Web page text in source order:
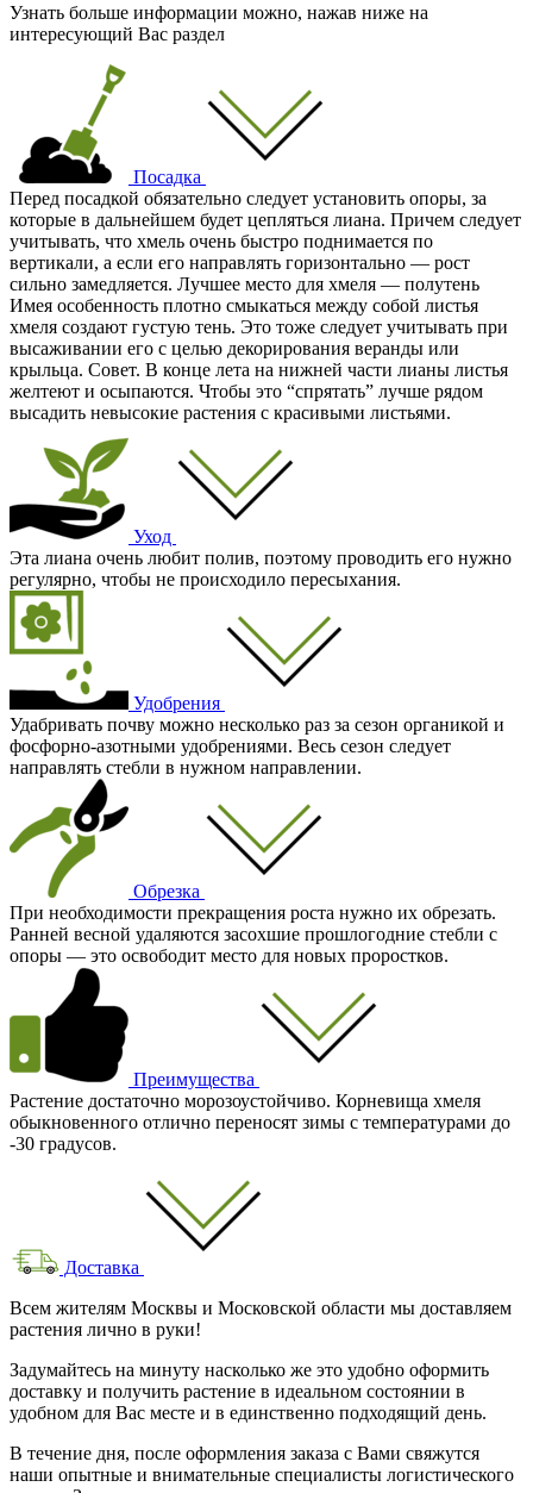
Узнать больше информации можно, нажав ниже на
интересующий Вас раздел
Посадка
Перед посадкой обязательно следует установить опоры, за
которые в дальнейшем будет цепляться лиана. Причем следует
учитывать, что хмель очень быстро поднимается по
вертикали, а если его направлять горизонтально — рост
сильно замедляется. Лучшее место для хмеля — полутень
Имея особенность плотно смыкаться между собой листья
хмеля создают густую тень. Это тоже следует учитывать при
высаживании его с целью декорирования веранды или
крыльца. Совет. В конце лета на нижней части лианы листья
желтеют и осыпаются. Чтобы это “спрятать” лучше рядом
высадить невысокие растения с красивыми листьями.
Уход
Эта лиана очень любит полив, поэтому проводить его нужно
регулярно, чтобы не происходило пересыхания.
Удобрения
Удабривать почву можно несколько раз за сезон органикой и
фосфорно-азотными удобрениями. Весь сезон следует
направлять стебли в нужном направлении.
Обрезка
При необходимости прекращения роста нужно их обрезать.
Ранней весной удаляются засохшие прошлогодние стебли с
опоры — это освободит место для новых проростков.
Преимущества
Растение достаточно морозоустойчиво. Корневища хмеля
обыкновенного отлично переносят зимы с температурами до
-30 градусов.
Доставка
Всем жителям Москвы и Московской области мы доставляем
растения лично в руки!
Задумайтесь на минуту насколько же это удобно оформить
доставку и получить растение в идеальном состоянии в
удобном для Вас месте и в единственно подходящий день.
В течение дня, после оформления заказа с Вами свяжутся
наши опытные и внимательные специалисты логистического